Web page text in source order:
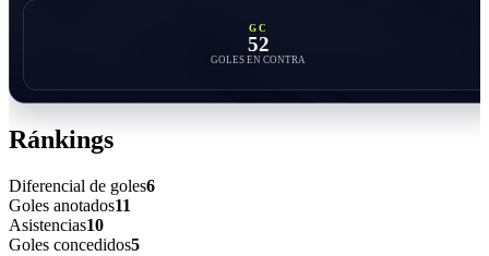
GC
52
GOLES EN CONTRA
Ránkings
Diferencial de goles6
Goles anotados11
Asistencias10
Goles concedidos5